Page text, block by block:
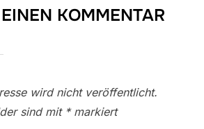
KOMMENTAR
wird nicht veröffentlicht.
sind mit *markiert